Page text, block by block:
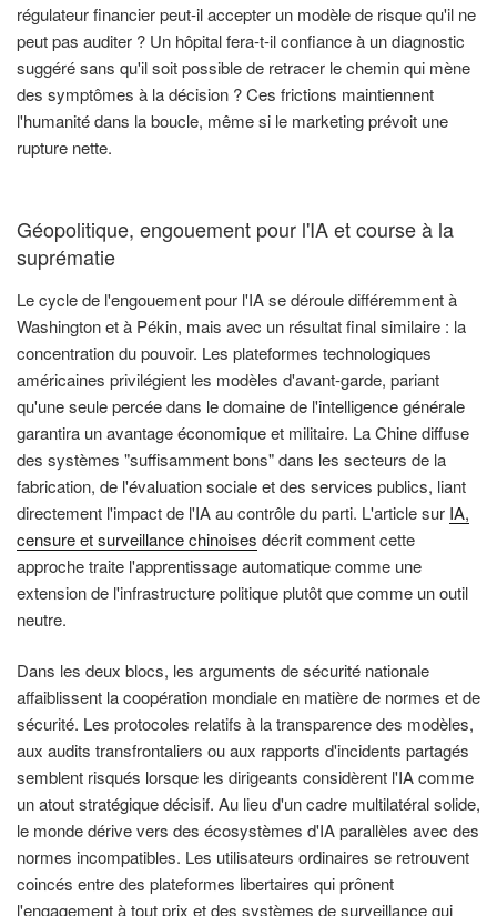
régulateur financier peut-il accepter un modèle de risque qu'il ne
peut pas auditer ? Un hôpital fera-t-il confiance à un diagnostic
suggéré sans qu'il soit possible de retracer le chemin qui mène
des symptômes à la décision ? Ces frictions maintiennent
l'humanité dans la boucle, même si le marketing prévoit une
rupture nette.
Géopolitique, engouement pour l'IA et course à la
suprématie
Le cycle de l'engouement pour l'IA se déroule différemment à
Washington et à Pékin, mais avec un résultat final similaire : la
concentration du pouvoir. Les plateformes technologiques
américaines privilégient les modèles d'avant-garde, pariant
qu'une seule percée dans le domaine de l'intelligence générale
garantira un avantage économique et militaire. La Chine diffuse
des systèmes "suffisamment bons" dans les secteurs de la
fabrication, de l'évaluation sociale et des services publics, liant
directement l'impact de l'IA au contrôle du parti. L'article sur IA,
censure et surveillance chinoises décrit comment cette
approche traite l'apprentissage automatique comme une
extension de l'infrastructure politique plutôt que comme un outil
neutre.
Dans les deux blocs, les arguments de sécurité nationale
affaiblissent la coopération mondiale en matière de normes et de
sécurité. Les protocoles relatifs à la transparence des modèles,
aux audits transfrontaliers ou aux rapports d'incidents partagés
semblent risqués lorsque les dirigeants considèrent l'IA comme
un atout stratégique décisif. Au lieu d'un cadre multilatéral solide,
le monde dérive vers des écosystèmes d'IA parallèles avec des
normes incompatibles. Les utilisateurs ordinaires se retrouvent
coincés entre des plateformes libertaires qui prônent
l'engagement à tout prix et des systèmes de surveillance qui